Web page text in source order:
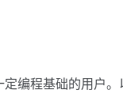
编程基础的用户。